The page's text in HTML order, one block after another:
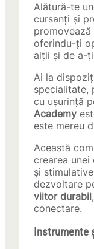
Alătură-te
cursanți și
oferindu-ți
alții și de a-
Ai la
specialitate,
cu ușurință
Academy
este mereu
Această
crearea
și
dezvoltare
viitor durabil
conectare.
Instrumente